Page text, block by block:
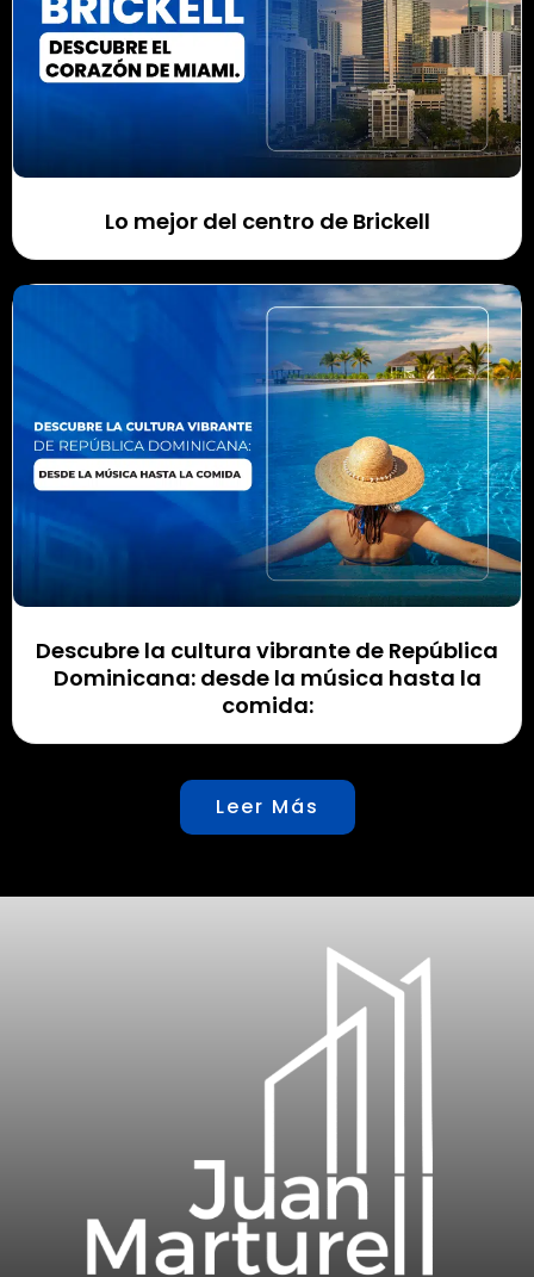
Lo mejor del centro de Brickell
Descubre la cultura vibrante de República
Dominicana: desde la música hasta la
comida:
Leer Más